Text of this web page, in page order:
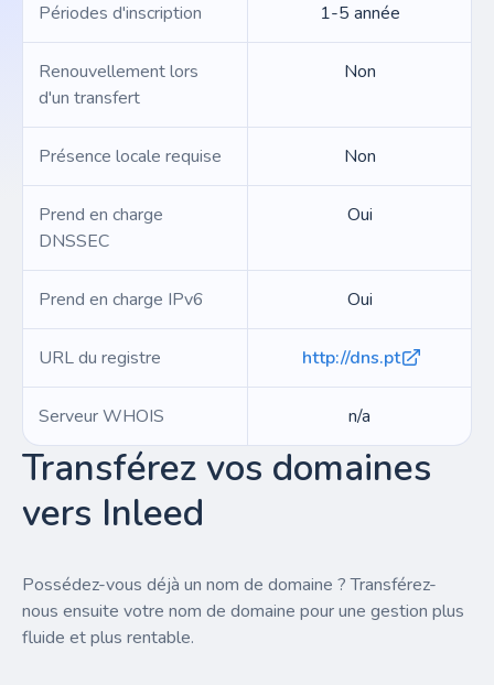
Périodes d'inscription 1-5 année
Renouvellement lors
d'un transfert
Non
Présence locale requise Non
Prend en charge
DNSSEC
Oui
Prend en charge IPv6 Oui
URL du registre http://dns.pt
Serveur WHOIS n/a
Transférez vos domaines
vers Inleed
Possédez-vous déjà un nom de domaine ? Transférez-
nous ensuite votre nom de domaine pour une gestion plus
fluide et plus rentable.